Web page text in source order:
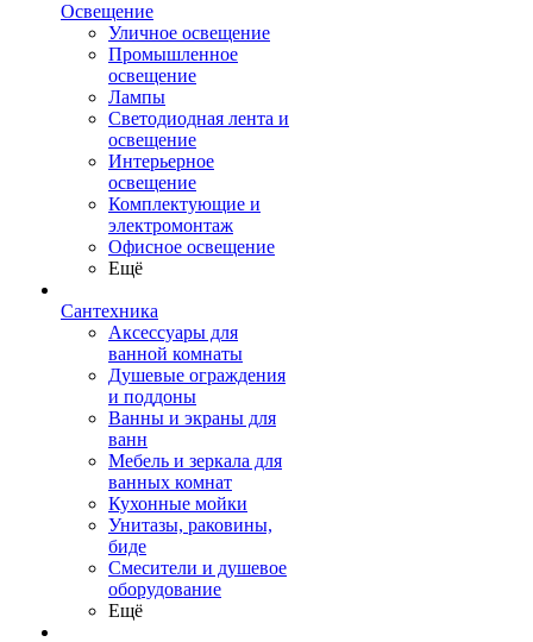
Освещение
Уличное освещение
Промышленное
освещение
Лампы
Светодиодная лента и
освещение
Интерьерное
освещение
Комплектующие и
электромонтаж
Офисное освещение
Ещё
Сантехника
Аксессуары для
ванной комнаты
Душевые ограждения
и поддоны
Ванны и экраны для
ванн
Мебель и зеркала для
ванных комнат
Кухонные мойки
Унитазы, раковины,
биде
Смесители и душевое
оборудование
Ещё